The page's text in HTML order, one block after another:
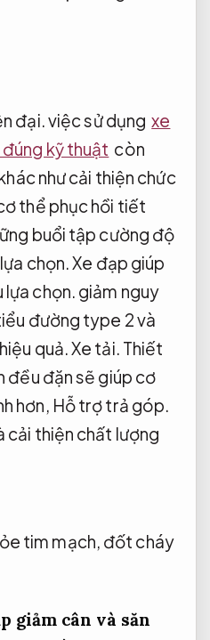
đại.việc sử dụng xe
kỹ thuật còn
như cải thiện chức
thể phục hồi tiết
buổi tập cường độ
chọn.Xe đạp giúp
lựa chọn. giảm nguy
đường type 2 và
quả.Xe tải. Thiết
đều đặn sẽ giúp cơ
hơn, Hỗ trợ trả góp.
cải thiện chất lượng
giảm cân và săn